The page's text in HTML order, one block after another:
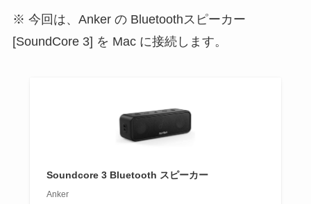
今回は、Anker の Bluetoothスピーカー
[SoundCore 3] を Mac に接続します。
Soundcore 3 Bluetooth スピーカー
Anker